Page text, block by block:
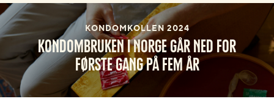
KONDOMKOLLEN 2024
Kondombruken i Norge går ned for
første gang på fem år